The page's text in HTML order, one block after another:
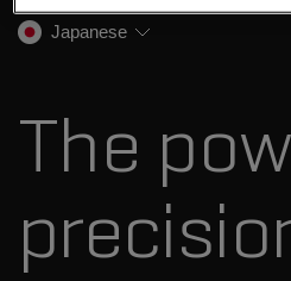
スペクトルライブラリ
キャリア
SCIEXの歴史
プレスリリース
Japanese
The